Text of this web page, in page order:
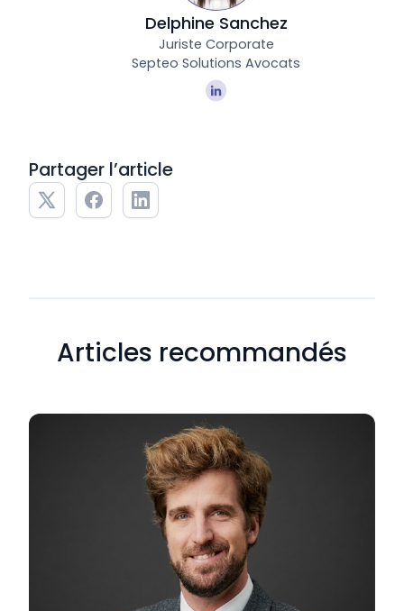
Partager l’article
Delphine Sanchez
Juriste Corporate
Septeo Solutions Avocats
Articles recommandés